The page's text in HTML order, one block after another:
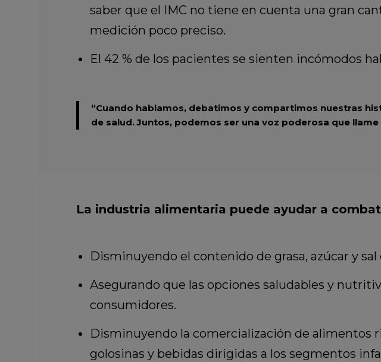
saber que el IMC no tiene en cuenta una gran
medición poco preciso.
El 42 % de los pacientes se sienten incómodos
“Cuando hablamos, debatimos y compartimos nuestras
de salud. Juntos, podemos ser una voz poderosa que llame
La industria alimentaria puede ayudar a
Disminuyendo el contenido de grasa, azúcar y
Asegurando que las opciones saludables y
consumidores.
Disminuyendo la comercialización de alimentos
golosinas y bebidas dirigidas a los segmentos